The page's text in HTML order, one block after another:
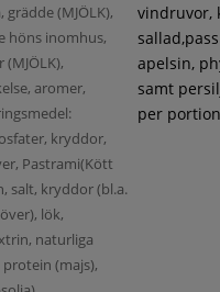
grädde (MJÖLK),
höns inomhus,
aromer,
kryddor,
Pastrami(Kött
salt, kryddor (bl.a.
lök,
naturliga
(majs),
vindruvor,
apelsin,
samt
per